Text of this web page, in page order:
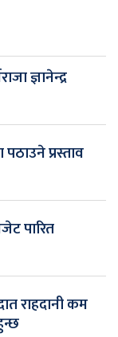
ज्ञानेन्द्र
प्रस्ताव
पारित
राहदानी कम